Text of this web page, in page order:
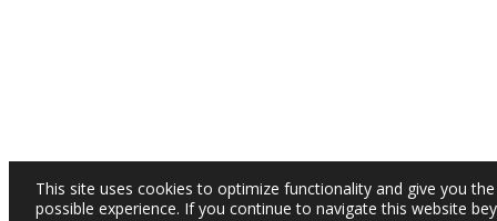
This site uses cookies to optimize functionality and give you
possible experience. If you continue to navigate this website